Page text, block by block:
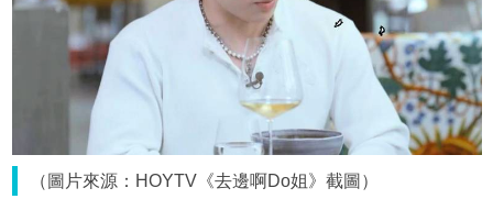
（圖片來源：HOYTV《去邊啊Do姐》截圖）